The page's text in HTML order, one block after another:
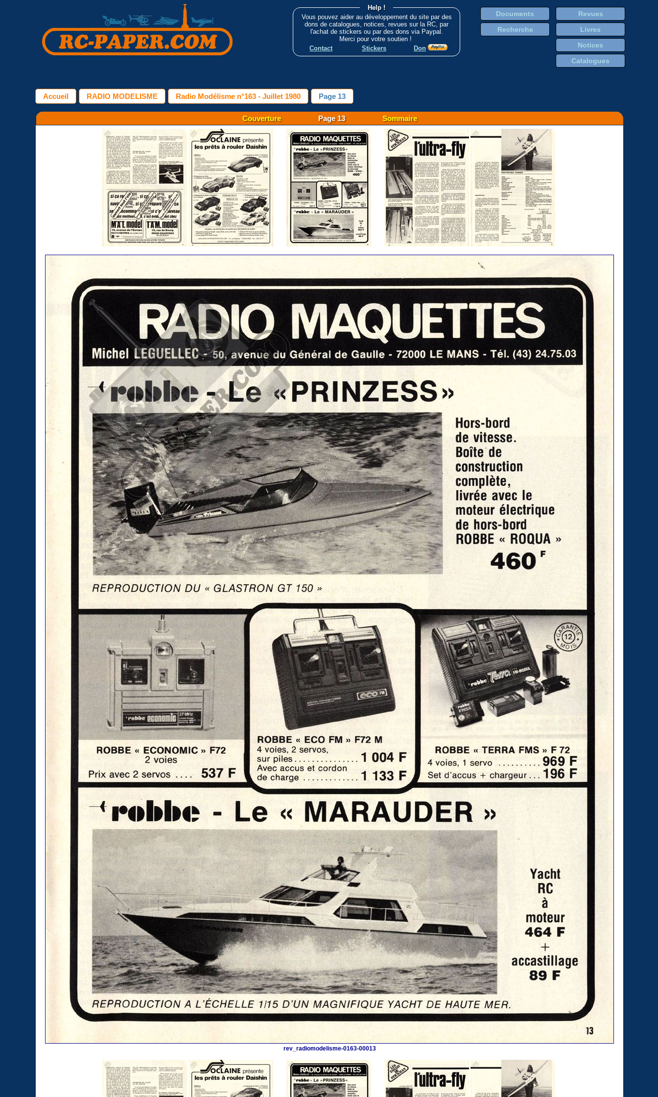
Help !
Vous pouvez aider au développement du site par des
dons de catalogues, notices, revues sur la RC, par
l'achat de stickers ou par des dons via Paypal.
Merci pour votre soutien !
Contact
Stickers Don
Documents
Recherche
Revues
Livres
Notices
Catalogues
Accueil RADIO MODELISME Radio Modélisme n°163 - Juillet 1980 Page 13
CouverturePage 13 Sommaire
rev_radiomodelisme-0163-00013